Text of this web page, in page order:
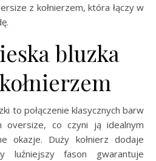
z kołnierzem, która łączy w
bluzka
to połączenie klasycznych barw
oversize, co czyni ją idealnym
okazje. Duży kołnierz dodaje
luźniejszy fason gwarantuje